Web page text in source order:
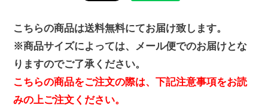
こちらの商品は送料無料にてお届け致します。
※商品サイズによっては、メール便でのお届けとな
りますのでご了承ください。
こちらの商品をご注文の際は、下記注意事項をお読
みの上ご注文ください。